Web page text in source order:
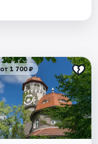
от 1 700 ₽